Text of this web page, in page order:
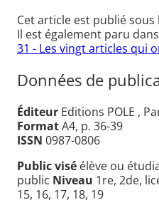
Cet article est publié
Il est également paru dans
31 - Les vingt articles qui
Données de
Éditeur Editions POLE ,
FormatA4, p. 36-39
ISSN 0987-0806
Public visé élève ou
public Niveau 1re, 2de,
15, 16, 17, 18, 19